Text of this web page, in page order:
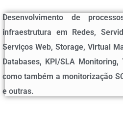
Desenvolvimento de
infraestrutura em Redes,
Serviços Web, Storage, Virtual
Databases, KPI/SLA
como também a monitorização
e outras.